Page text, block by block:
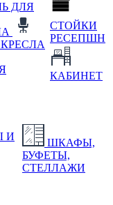
ДЛЯ
СТОЙКИ
РЕСЕПШН
КАБИНЕТ
И
ШКАФЫ,
БУФЕТЫ,
СТЕЛЛАЖИ